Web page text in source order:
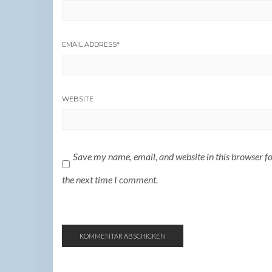
EMAIL ADDRESS*
WEBSITE
Save my name, email, and website in this browser
the next time I comment.